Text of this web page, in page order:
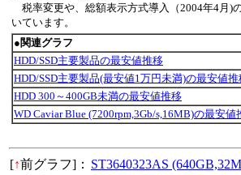
税率変更や、総額表示方式導入（2004年4月)
いています。
●関連グラフ
HDD/SSD主要製品の最安値推移
HDD/SSD主要製品(最安値1万円未満)の最安値推
HDD 300～400GB未満の最安値推移
WD Caviar Blue (7200rpm,3Gb/s,16MB)の最安値
[↑前グラフ]： ST3640323AS